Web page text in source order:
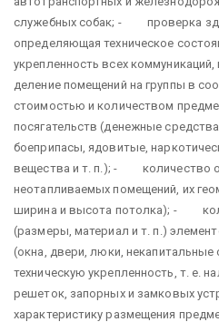
служебных собак; - проверка
определяющая техническое
укрепленность всех
деление помещений на группы в
стоимостью и количеством
посягательств (денежные
боеприпасы, ядовитые,
вещества и т. п.); - количество
неотапливаемых помещений, их
ширина и высота потолка); -
(размеры, материал и т. п.)
(окна, двери, люки, некапитальные
техническую укрепленность, т. е.
решеток, запорных и замковых
характеристику размещения